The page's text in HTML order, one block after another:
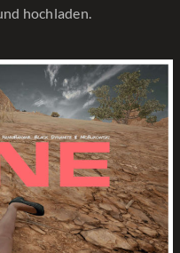
hochladen.